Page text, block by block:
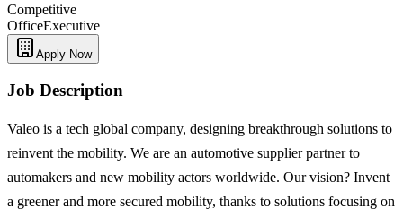
Competitive
OfficeExecutive
Apply Now
Job Description
Valeo is a tech global company, designing breakthrough solutions to
reinvent the mobility. We are an automotive supplier partner to
automakers and new mobility actors worldwide. Our vision? Invent
a greener and more secured mobility, thanks to solutions focusing on